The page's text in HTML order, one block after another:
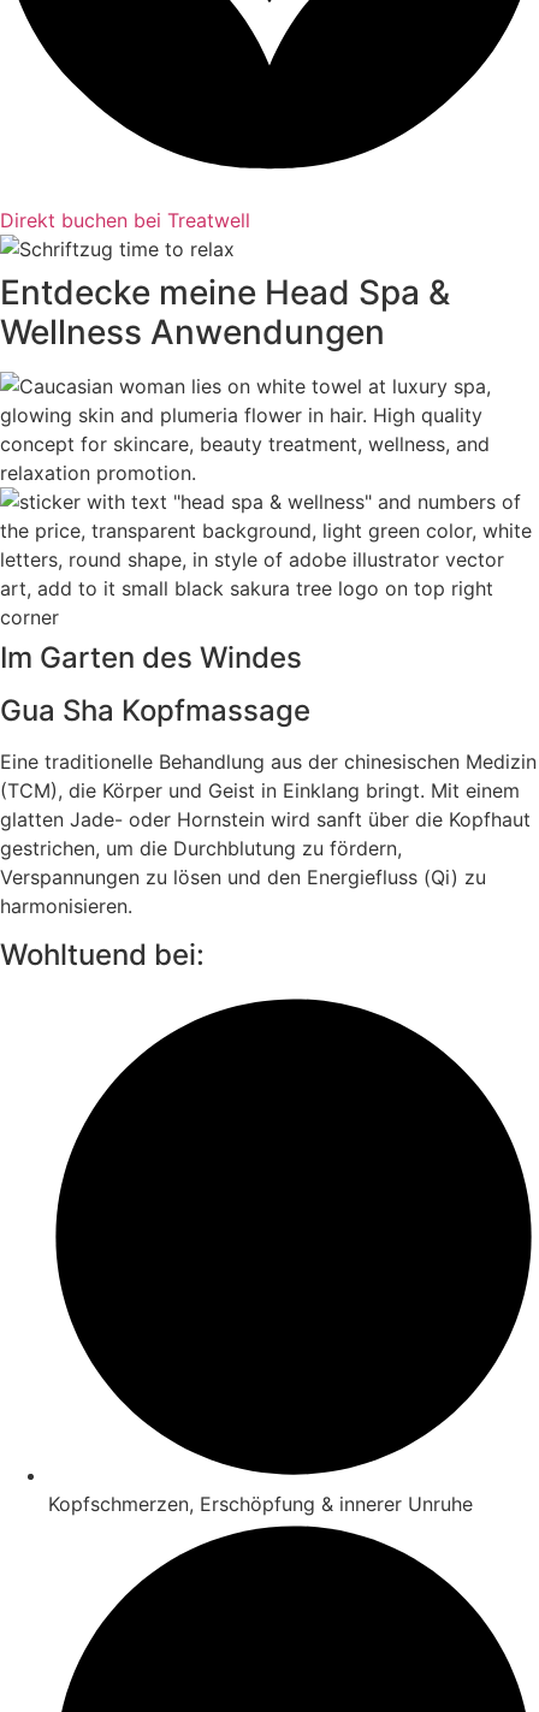
Direkt buchen bei Treatwell
Entdecke meine Head Spa &
Wellness Anwendungen
Im Garten des Windes
Gua Sha Kopfmassage
Eine traditionelle Behandlung aus der chinesischen Medizin
(TCM), die Körper und Geist in Einklang bringt. Mit einem
glatten Jade- oder Hornstein wird sanft über die Kopfhaut
gestrichen, um die Durchblutung zu fördern,
Verspannungen zu lösen und den Energiefluss (Qi) zu
harmonisieren.
Wohltuend bei:
Kopfschmerzen, Erschöpfung & innerer Unruhe